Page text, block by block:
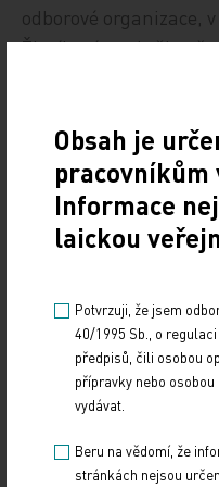
odborové organizace,
Žitníková nechtěla
vyřešit teď," řekla
Podle exministra
09), jehož restriktivní
současné krizi
dostatek rezerv pro
ale nekrachuje.
neupírá, ale to, že
volbami, je jasně
"Zdravotnictví bylo
Obsah je
pracovníkům
Informace
laickou
Potvrzuji, že jsem
40/1995 Sb., o
předpisů, čili osobou
přípravky nebo
vydávat.
Beru na vědomí, že
stránkách nejsou